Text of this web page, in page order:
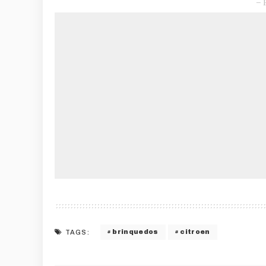
–
TAGS: brinquedos citroen